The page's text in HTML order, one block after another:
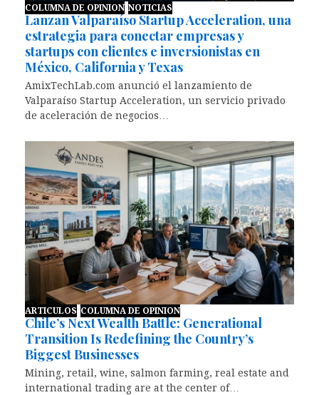
COLUMNA DE OPINION NOTICIAS
Lanzan Valparaíso Startup Acceleration, una
estrategia para conectar empresas y
startups con clientes e inversionistas en
México, California y Texas
AmixTechLab.com anunció el lanzamiento de
Valparaíso Startup Acceleration, un servicio privado
de aceleración de negocios…
ARTICULOS COLUMNA DE OPINION
Chile’s Next Wealth Battle: Generational
Transition Is Redefining the Country’s
Biggest Businesses
Mining, retail, wine, salmon farming, real estate and
international trading are at the center of…